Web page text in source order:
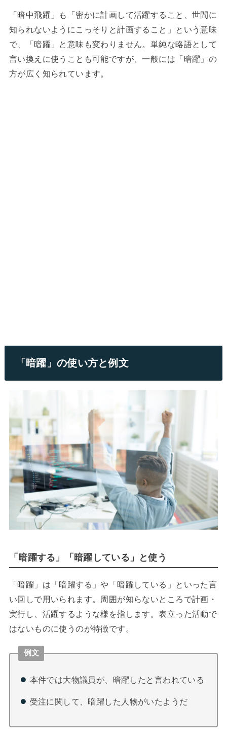
「暗中飛躍」も「密かに計画して活躍すること、世間に
知られないようにこっそりと計画すること」という意味
で、「暗躍」と意味も変わりません。単純な略語として
言い換えに使うことも可能ですが、一般には「暗躍」の
方が広く知られています。
「暗躍」の使い方と例文
「暗躍する」「暗躍している」と使う
「暗躍」は「暗躍する」や「暗躍している」といった言
い回しで用いられます。周囲が知らないところで計画・
実行し、活躍するような様を指します。表立った活動で
はないものに使うのが特徴です。
例文
本件では大物議員が、暗躍したと言われている
受注に関して、暗躍した人物がいたようだ